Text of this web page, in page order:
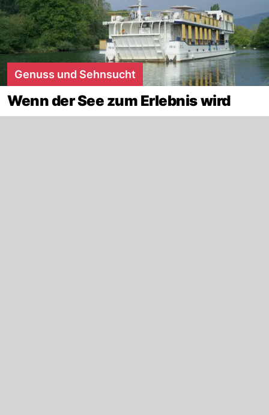
Genuss und Sehnsucht
Wenn der See zum Erlebnis wird